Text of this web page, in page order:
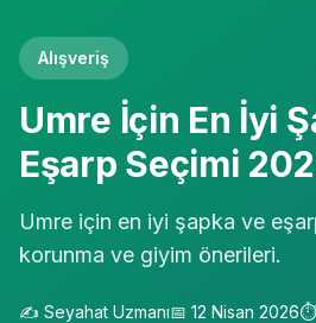
Alışveriş
Umre İçin En İyi
Eşarp Seçimi
Umre için en iyi şapka ve
korunma ve giyim önerileri.
✍️ Seyahat Uzmanı📅 12 Nisan 2026⏱️